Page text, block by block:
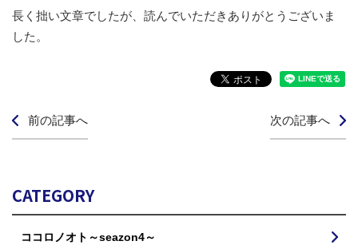
長く拙い文章でしたが、読んでいただきありがとうございま
した。
前の記事へ 次の記事へ
CATEGORY
ココロノオト～seazon4～